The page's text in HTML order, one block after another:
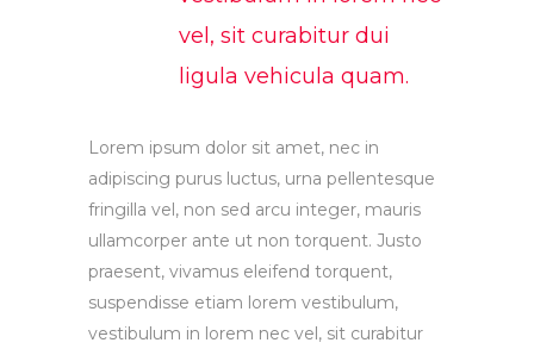
vel, sit curabitur dui
ligula vehicula quam.
Lorem ipsum dolor sit amet, nec in
adipiscing purus luctus, urna pellentesque
fringilla vel, non sed arcu integer, mauris
ullamcorper ante ut non torquent. Justo
praesent, vivamus eleifend torquent,
suspendisse etiam lorem vestibulum,
vestibulum in lorem nec vel, sit curabitur